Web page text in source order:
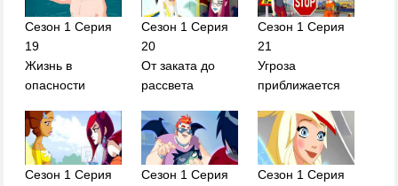
Сезон 1 Серия
19
Жизнь в
опасности
Сезон 1 Серия
20
От заката до
рассвета
Сезон 1 Серия
21
Угроза
приближается
Сезон 1 Серия
Сезон 1 Серия
Сезон 1 Серия